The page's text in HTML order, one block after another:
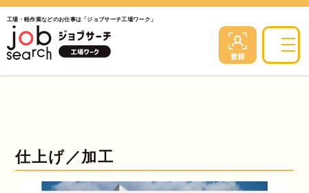
工場・軽作業などのお仕事は「ジョブサーチ工場ワーク」
仕上げ／加工